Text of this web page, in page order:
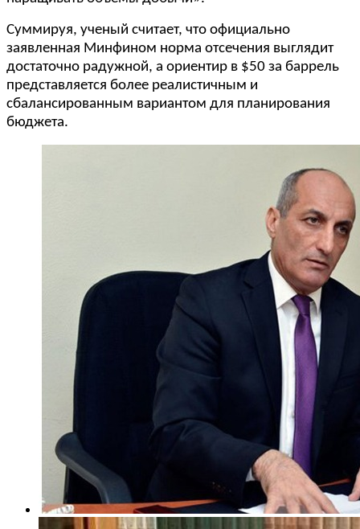
Суммируя, ученый считает, что официально
заявленная Минфином норма отсечения выглядит
достаточно радужной, а ориентир в $50 за баррель
представляется более реалистичным и
сбалансированным вариантом для планирования
бюджета.